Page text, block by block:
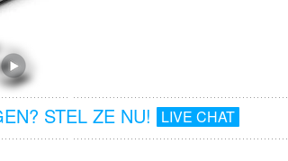
STEL ZE NU! LIVE CHAT